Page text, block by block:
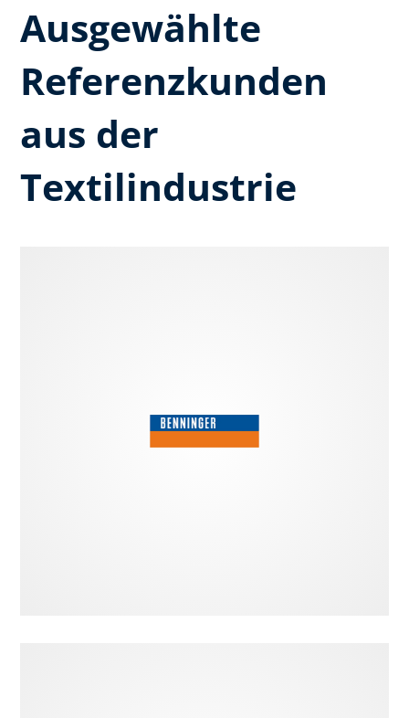
Ausgewählte
Referenzkunden
aus der
Textilindustrie